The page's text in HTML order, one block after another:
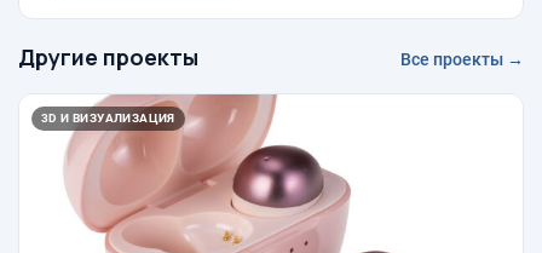
Другие проекты Все проекты →
3D И ВИЗУАЛИЗАЦИЯ